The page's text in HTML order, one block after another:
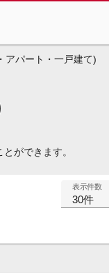
アパート・一戸建て)
ができます。
表示件数
30件